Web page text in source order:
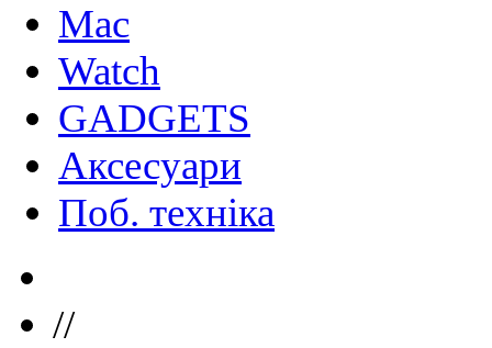
Mac
Watch
GADGETS
Аксесуари
Поб. техніка
//